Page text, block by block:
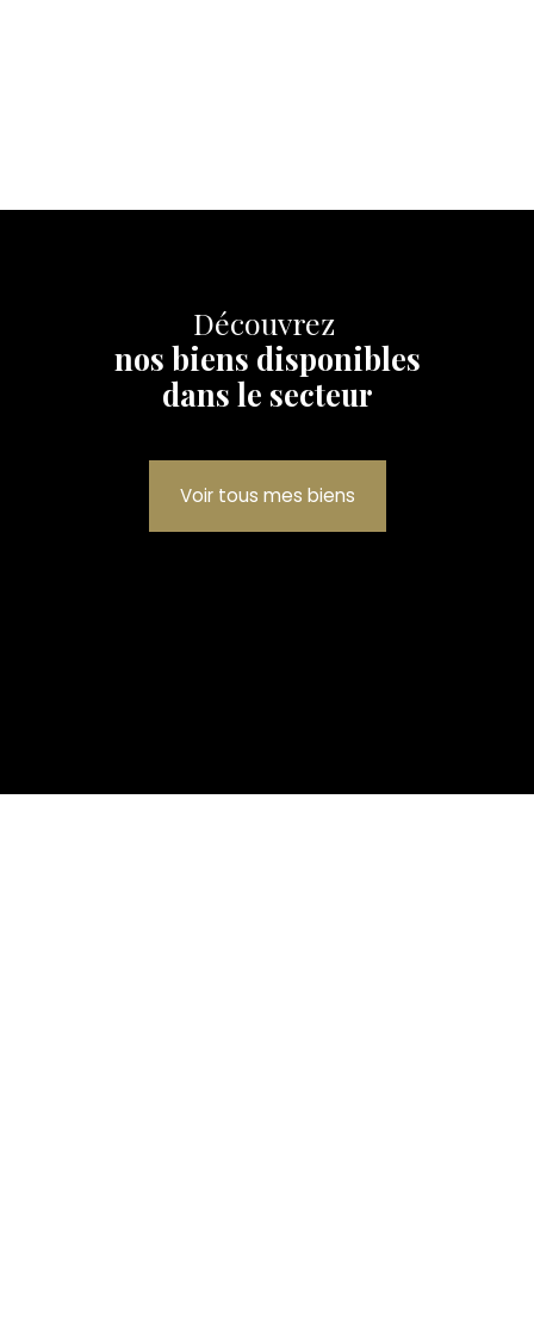
Découvrez
nos biens disponibles
dans le secteur
Voir tous mes biens